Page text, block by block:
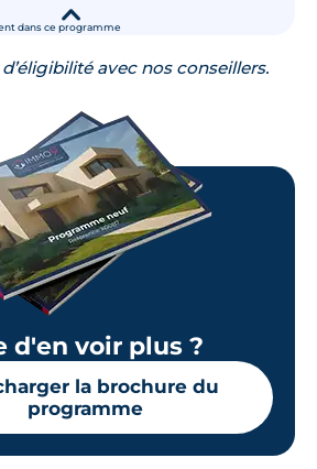
dans ce programme
▾
avec nos conseillers.
d'en voir plus ?
la brochure du
programme